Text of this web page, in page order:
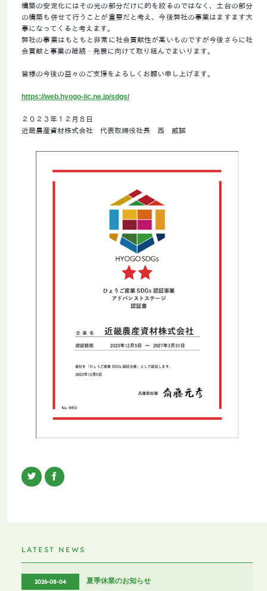
構築の安定化にはその光の部分だけに的を絞るのではなく、土台の部分
の構築も併せて行うことが重要だと考え、今後弊社の事業はますます大
事になってくると考えます。
弊社の事業はもともと非常に社会貢献性が高いものですが今後さらに社
会貢献と事業の継続・発展に向けて取り組んでまいります。
皆様の今後の益々のご支援をよろしくお願い申し上げます。
https://web.hyogo-iic.ne.jp/sdgs/
２０２３年１２月８日
近畿農産資材株式会社 代表取締役社長 西 威誠
LATEST NEWS
2026-08-04 夏季休業のお知らせ